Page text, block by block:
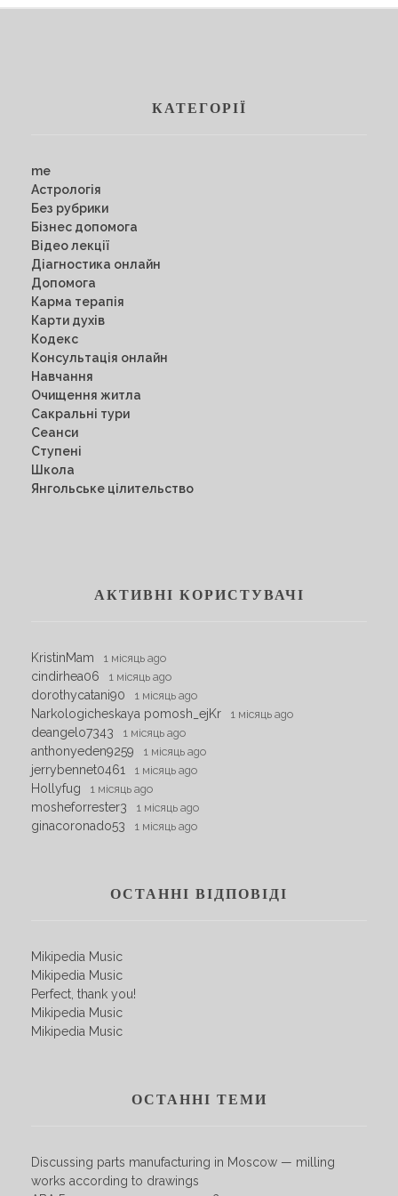
Карти Духів
КАТЕГОРІЇ
me
Астрологія
Без рубрики
Бізнес допомога
Відео лекції
Діагностика онлайн
Допомога
Карма терапія
Карти духів
Кодекс
Консультація онлайн
Навчання
Очищення житла
Сакральні тури
Сеанси
Ступені
Школа
Янгольське цілительство
АКТИВНІ КОРИСТУВАЧІ
KristinMam 1 місяць ago
cindirhea06 1 місяць ago
dorothycatani90 1 місяць ago
Narkologicheskaya pomosh_ejKr 1 місяць ago
deangelo7343 1 місяць ago
anthonyeden9259 1 місяць ago
jerrybennet0461 1 місяць ago
Hollyfug 1 місяць ago
mosheforrester3 1 місяць ago
ginacoronado53 1 місяць ago
ОСТАННІ ВІДПОВІДІ
Mikipedia Music
Mikipedia Music
Perfect, thank you!
Mikipedia Music
Mikipedia Music
ОСТАННІ ТЕМИ
Discussing parts manufacturing in Moscow — milling
works according to drawings